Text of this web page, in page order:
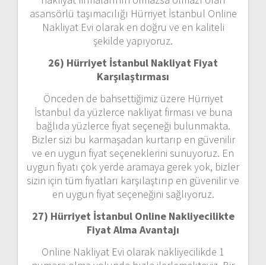
asansörlü taşımacılığı Hürriyet İstanbul Online
Nakliyat Evi olarak en doğru ve en kaliteli
şekilde yapıyoruz.
26) Hürriyet İstanbul Nakliyat Fiyat
Karşılaştırması
Önceden de bahsettiğimiz üzere Hürriyet
İstanbul da yüzlerce nakliyat firması ve buna
bağlıda yüzlerce fiyat seçeneği bulunmakta.
Bizler sizi bu karmaşadan kurtarıp en güvenilir
ve en uygun fiyat seçeneklerini sunuyoruz. En
uygun fiyatı çok yerde aramaya gerek yok, bizler
sizin için tüm fiyatları karşılaştırıp en güvenilir ve
en uygun fiyat seçeneğini sağlıyoruz.
27) Hürriyet İstanbul Online Nakliyecilikte
Fiyat Alma Avantajı
Online Nakliyat Evi olarak nakliyecilikde 1